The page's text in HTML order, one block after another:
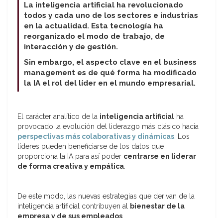
La inteligencia artificial ha revolucionado
todos y cada uno de los sectores e industrias
en la actualidad. Esta tecnología ha
reorganizado el modo de trabajo, de
interacción y de gestión.
Sin embargo, el aspecto clave en el business
management es de qué forma ha modificado
la IA el rol del líder en el mundo empresarial.
El carácter analítico de la inteligencia artificial ha
provocado la evolución del liderazgo más clásico hacia
perspectivas más colaborativas y dinámicas. Los
líderes pueden beneficiarse de los datos que
proporciona la IA para así poder centrarse en liderar
de forma creativa y empática.
De este modo, las nuevas estrategias que derivan de la
inteligencia artificial contribuyen al bienestar de la
empresa y de sus empleados.